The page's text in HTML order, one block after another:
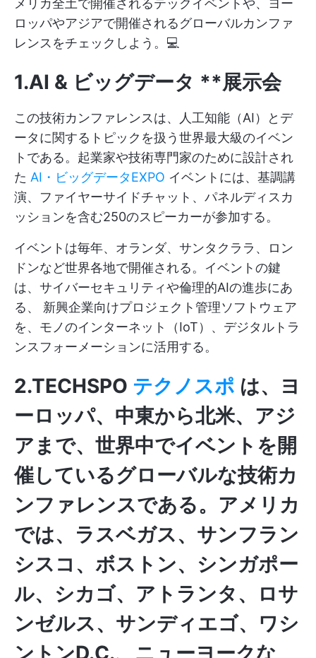
メリカ全土で開催されるテックイベントや、ヨー
ロッパやアジアで開催されるグローバルカンファ
レンスをチェックしよう。💻
1.AI & ビッグデータ **展示会
この技術カンファレンスは、人工知能（AI）とデ
ータに関するトピックを扱う世界最大級のイベン
トである。起業家や技術専門家のために設計され
た AI・ビッグデータEXPO イベントには、基調講
演、ファイヤーサイドチャット、パネルディスカ
ッションを含む250のスピーカーが参加する。
イベントは毎年、オランダ、サンタクララ、ロン
ドンなど世界各地で開催される。イベントの鍵
は、サイバーセキュリティや倫理的AIの進歩にあ
る、 新興企業向けプロジェクト管理ソフトウェア
を、モノのインターネット（IoT）、デジタルトラ
ンスフォーメーションに活用する。
2.TECHSPO テクノスポ は、ヨ
ーロッパ、中東から北米、アジ
アまで、世界中でイベントを開
催しているグローバルな技術カ
ンファレンスである。アメリカ
では、ラスベガス、サンフラン
シスコ、ボストン、シンガポー
ル、シカゴ、アトランタ、ロサ
ンゼルス、サンディエゴ、ワシ
ントンD.C.、ニューヨークな